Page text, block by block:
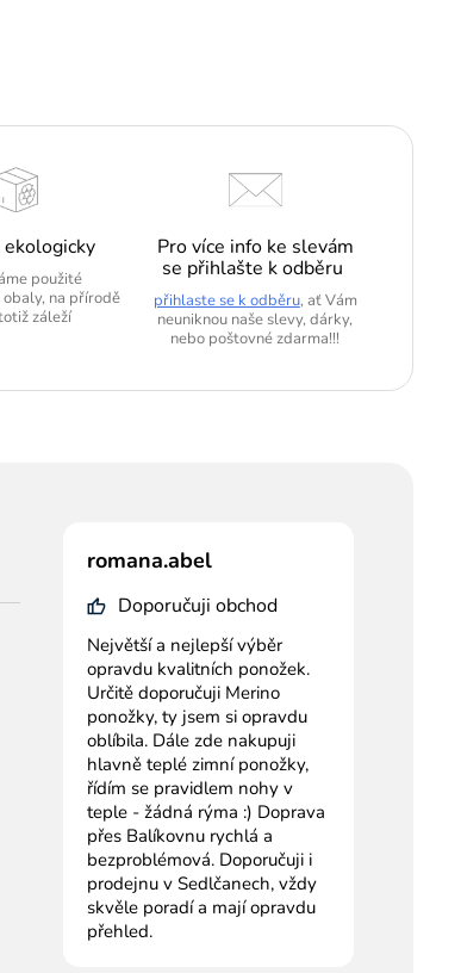
použité
na přírodě
záleží
Pro více info ke slevám
se přihlašte k odběru
přihlaste se k odběru, ať Vám
neuniknou naše slevy, dárky,
nebo poštovné zdarma!!!
romana.abel
Doporučuji obchod
Největší a nejlepší výběr
opravdu kvalitních ponožek.
Určitě doporučuji Merino
ponožky, ty jsem si opravdu
oblíbila. Dále zde nakupuji
hlavně teplé zimní ponožky,
řídím se pravidlem nohy v
teple - žádná rýma :) Doprava
přes Balíkovnu rychlá a
bezproblémová. Doporučuji i
prodejnu v Sedlčanech, vždy
skvěle poradí a mají opravdu
přehled.